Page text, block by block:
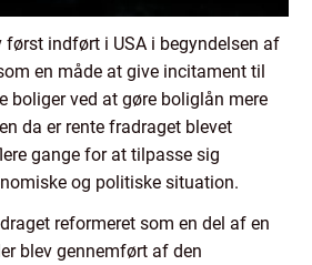
først indført i USA i begyndelsen af
en måde at give incitament til
boliger ved at gøre boliglån mere
da er rente fradraget blevet
gange for at tilpasse sig
og politiske situation.
reformeret som en del af en
blev gennemført af den